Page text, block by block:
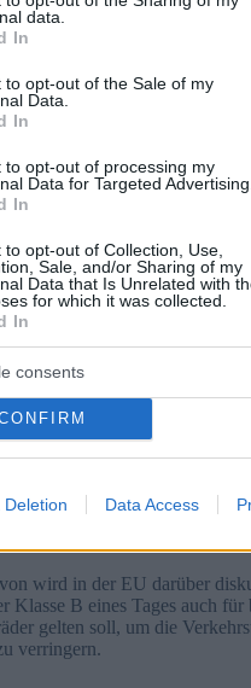
consent to Google and its
for below specified purposes
data.
In
to opt-out of the Sale of my
Data.
In
to opt-out of processing my
Data for Targeted Advertising.
In
to opt-out of Collection, Use,
Sale, and/or Sharing of my
Data that Is Unrelated with
for which it was collected.
In
consents
Deletion Data Access
könnten, was das
sind sich Verkehrsexperten
dass die Reform
alternativen Kraftstoffen in ganz
könnte.
Straßen in Ungarn? So sicher
der EU-Führerscheine
des Führerscheins ist Teil einer
Überarbeitung der EU-
Parlament hat auch Pläne zur
unterstützt, der
ist.
und eine zweijährige Probezeit
wird in der EU darüber
Klasse B eines Tages auch für
gelten soll, um die
verringern.